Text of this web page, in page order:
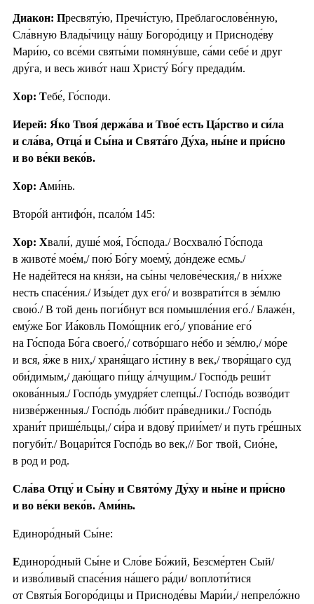
Диакон: Пресвяту́ю, Пречи́стую, Преблагослове́нную,
Сла́вную Влады́чицу на́шу Богоро́дицу и Присноде́ву
Мари́ю, со все́ми святы́ми помяну́вше, са́ми себе́ и друг
дру́га, и весь живо́т наш Христу́ Бо́гу предади́м.
Хор: Тебе́, Го́споди.
Иерей: Я́ко Твоя́ держа́ва и Твое́ есть Ца́рство и си́ла
и сла́ва, Отца́ и Сы́на и Свята́го Ду́ха, ны́не и при́сно
и во ве́ки веко́в.
Хор: Ами́нь.
Второ́й антифо́н, псало́м 145:
Хор: Хвали́, душе́ моя́, Го́спода./ Восхвалю́ Го́спода
в животе́ мое́м,/ пою́ Бо́гу моему́, до́ндеже есмь./
Не наде́йтеся на кня́зи, на сы́ны челове́ческия,/ в ни́хже
несть спасе́ния./ Изы́дет дух его́/ и возврати́тся в зе́млю
свою́./ В той день поги́бнут вся помышле́ния его́./ Блаже́н,
ему́же Бог Иа́ковль Помо́щник его́,/ упова́ние его́
на Го́спода Бо́га своего́,/ сотво́ршаго не́бо и зе́млю,/ мо́ре
и вся, я́же в них,/ храня́щаго и́стину в век,/ творя́щаго суд
оби́димым,/ даю́щаго пи́щу а́лчущим./ Госпо́дь реши́т
окова́нныя./ Госпо́дь умудря́ет слепцы́./ Госпо́дь возво́дит
низве́рженныя./ Госпо́дь лю́бит пра́ведники./ Госпо́дь
храни́т прише́льцы,/ си́ра и вдову́ прии́мет/ и путь гре́шных
погуби́т./ Воцари́тся Госпо́дь во век,// Бог твой, Сио́не,
в род и род.
Сла́ва Отцу́ и Сы́ну и Свято́му Ду́ху и ны́не и при́сно
и во ве́ки веко́в. Ами́нь.
Единоро́дный Сы́не:
Единоро́дный Сы́не и Сло́ве Бо́жий, Безсме́ртен Сый/
и изво́ливый спасе́ния на́шего ра́ди/ воплоти́тися
от Святы́я Богоро́дицы и Присноде́вы Мари́и,/ непрело́жно